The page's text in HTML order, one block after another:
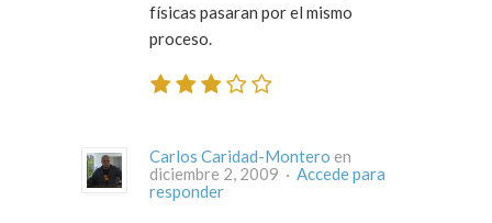
físicas pasaran por el mismo
proceso.
Carlos Caridad-Montero en
diciembre 2, 2009 · Accede para
responder